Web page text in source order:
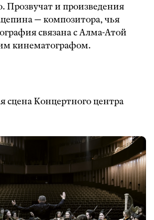
Прозвучат и произведения
— композитора, чья
связана с Алма-Атой
кинематографом.
сцена Концертного центра